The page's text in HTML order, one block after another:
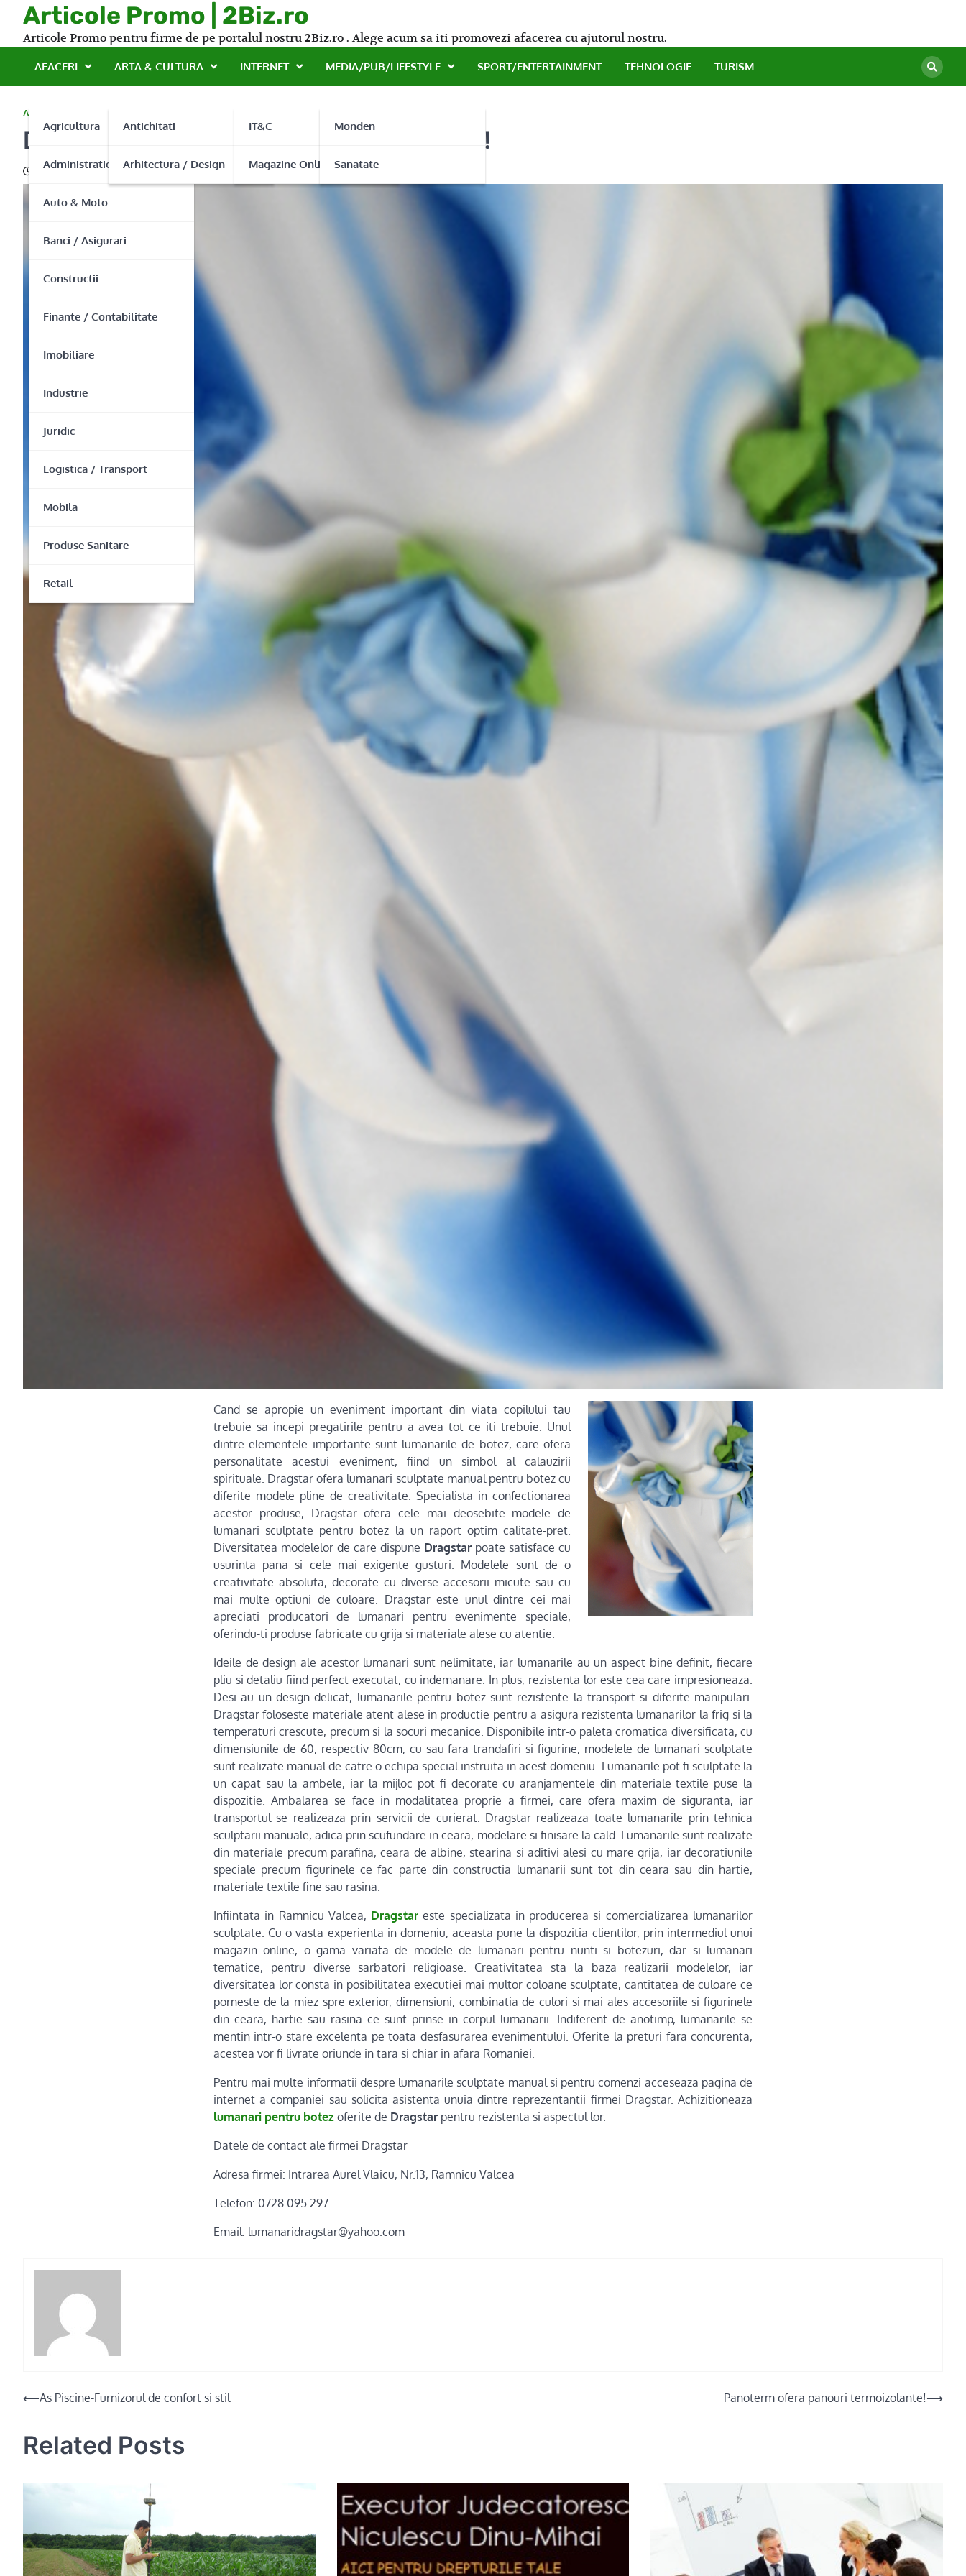
content
Articole Promo | 2Biz.ro
Articole Promo pentru firme de pe portalul nostru 2Biz.ro . Alege acum sa iti promovezi afacerea cu ajutorul nostru.
AFACERI
Agricultura
Administratie Publica
Auto & Moto
Banci / Asigurari
Constructii
Finante / Contabilitate
Imobiliare
Industrie
Juridic
Logistica / Transport
Mobila
Produse Sanitare
Retail
ARTA & CULTURA
Antichitati
Arhitectura / Design
INTERNET
IT&C
Magazine Online
MEDIA/PUB/LIFESTYLE
Monden
Sanatate
SPORT/ENTERTAINMENT TEHNOLOGIE TURISM
ACTIVITATI PROFESIONALE
Dragstar – Lumanari pentru evenimente!
13/03/2014
Cand se apropie un eveniment important din viata copilului tau
trebuie sa incepi pregatirile pentru a avea tot ce iti trebuie. Unul
dintre elementele importante sunt lumanarile de botez, care ofera
personalitate acestui eveniment, fiind un simbol al calauzirii
spirituale. Dragstar ofera lumanari sculptate manual pentru botez cu
diferite modele pline de creativitate. Specialista in confectionarea
acestor produse, Dragstar ofera cele mai deosebite modele de
lumanari sculptate pentru botez la un raport optim calitate-pret.
Diversitatea modelelor de care dispune Dragstar poate satisface cu
usurinta pana si cele mai exigente gusturi. Modelele sunt de o
creativitate absoluta, decorate cu diverse accesorii micute sau cu
mai multe optiuni de culoare. Dragstar este unul dintre cei mai
apreciati producatori de lumanari pentru evenimente speciale,
oferindu-ti produse fabricate cu grija si materiale alese cu atentie.
Ideile de design ale acestor lumanari sunt nelimitate, iar lumanarile au un aspect bine definit, fiecare
pliu si detaliu fiind perfect executat, cu indemanare. In plus, rezistenta lor este cea care impresioneaza.
Desi au un design delicat, lumanarile pentru botez sunt rezistente la transport si diferite manipulari.
Dragstar foloseste materiale atent alese in productie pentru a asigura rezistenta lumanarilor la frig si la
temperaturi crescute, precum si la socuri mecanice. Disponibile intr-o paleta cromatica diversificata, cu
dimensiunile de 60, respectiv 80cm, cu sau fara trandafiri si figurine, modelele de lumanari sculptate
sunt realizate manual de catre o echipa special instruita in acest domeniu. Lumanarile pot fi sculptate la
un capat sau la ambele, iar la mijloc pot fi decorate cu aranjamentele din materiale textile puse la
dispozitie. Ambalarea se face in modalitatea proprie a firmei, care ofera maxim de siguranta, iar
transportul se realizeaza prin servicii de curierat. Dragstar realizeaza toate lumanarile prin tehnica
sculptarii manuale, adica prin scufundare in ceara, modelare si finisare la cald. Lumanarile sunt realizate
din materiale precum parafina, ceara de albine, stearina si aditivi alesi cu mare grija, iar decoratiunile
speciale precum figurinele ce fac parte din constructia lumanarii sunt tot din ceara sau din hartie,
materiale textile fine sau rasina.
Infiintata in Ramnicu Valcea, Dragstar este specializata in producerea si comercializarea lumanarilor
sculptate. Cu o vasta experienta in domeniu, aceasta pune la dispozitia clientilor, prin intermediul unui
magazin online, o gama variata de modele de lumanari pentru nunti si botezuri, dar si lumanari
tematice, pentru diverse sarbatori religioase. Creativitatea sta la baza realizarii modelelor, iar
diversitatea lor consta in posibilitatea executiei mai multor coloane sculptate, cantitatea de culoare ce
porneste de la miez spre exterior, dimensiuni, combinatia de culori si mai ales accesoriile si figurinele
din ceara, hartie sau rasina ce sunt prinse in corpul lumanarii. Indiferent de anotimp, lumanarile se
mentin intr-o stare excelenta pe toata desfasurarea evenimentului. Oferite la preturi fara concurenta,
acestea vor fi livrate oriunde in tara si chiar in afara Romaniei.
Pentru mai multe informatii despre lumanarile sculptate manual si pentru comenzi acceseaza pagina de
internet a companiei sau solicita asistenta unuia dintre reprezentantii firmei Dragstar. Achizitioneaza
lumanari pentru botez oferite de Dragstar pentru rezistenta si aspectul lor.
Datele de contact ale firmei Dragstar
Adresa firmei: Intrarea Aurel Vlaicu, Nr.13, Ramnicu Valcea
Telefon: 0728 095 297
Email: lumanaridragstar@yahoo.com
Post
⟵As Piscine-Furnizorul de confort si stil Panoterm ofera panouri termoizolante!⟶
Related Posts